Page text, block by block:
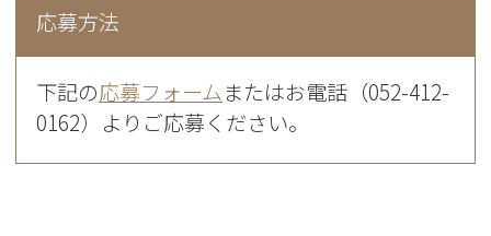
応募方法
下記の応募フォームまたはお電話（052-412-
0162）よりご応募ください。